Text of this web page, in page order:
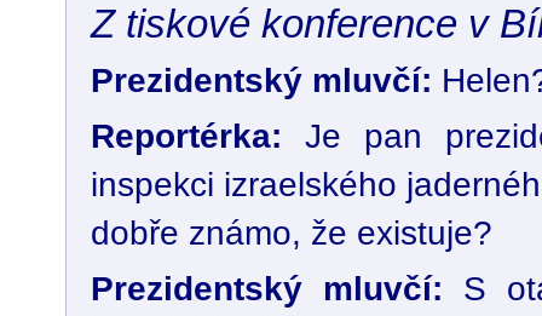
Z tiskové konference v
Prezidentský mluvčí:
Reportérka: Je pan
inspekci izraelského
dobře známo, že existuje?
Prezidentský mluvčí: S